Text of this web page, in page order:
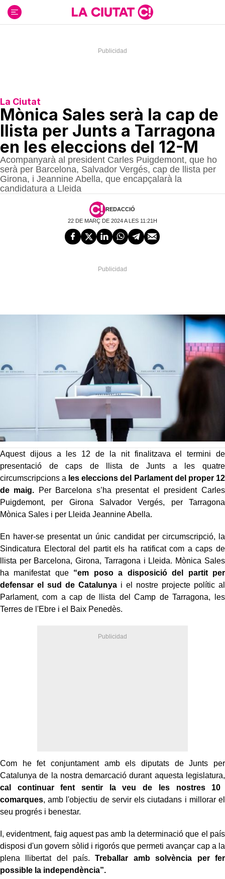
contenido
La Ciutat
Mònica Sales serà la cap de
llista per Junts a Tarragona
en les eleccions del 12-M
Acompanyarà al president Carles Puigdemont, que ho
serà per Barcelona, Salvador Vergés, cap de llista per
Girona, i Jeannine Abella, que encapçalarà la
candidatura a Lleida
REDACCIÓ
22 DE MARÇ DE 2024 A LES 11:21H
Aquest dijous a les 12 de la nit finalitzava el termini de
presentació de caps de llista de Junts a les quatre
circumscripcions a les eleccions del Parlament del proper 12
de maig. Per Barcelona s’ha presentat el president Carles
Puigdemont, per Girona Salvador Vergés, per Tarragona
Mònica Sales i per Lleida Jeannine Abella.
En haver-se presentat un únic candidat per circumscripció, la
Sindicatura Electoral del partit els ha ratificat com a caps de
llista per Barcelona, Girona, Tarragona i Lleida. Mònica Sales
ha manifestat que “em poso a disposició del partit per
defensar el sud de Catalunyai el nostre projecte polític al
Parlament, com a cap de llista del Camp de Tarragona, les
Terres de l'Ebre i el Baix Penedès.
Com he fet conjuntament amb els diputats de Junts per
Catalunya de la nostra demarcació durant aquesta legislatura,
cal continuar fent sentir la veu de les nostres 10
comarques, amb l'objectiu de servir els ciutadans i millorar el
seu progrés i benestar.
I, evidentment, faig aquest pas amb la determinació que el país
disposi d'un govern sòlid i rigorós que permeti avançar cap a la
plena llibertat del país.Treballar amb solvència per fer
possible la independència”.